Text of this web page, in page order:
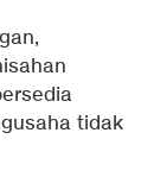
tidak